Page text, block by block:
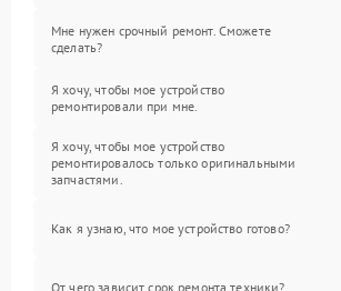
Мне нужен срочный ремонт. Сможете
сделать?
Я хочу, чтобы мое устройство
ремонтировали при мне.
Я хочу, чтобы мое устройство
ремонтировалось только оригинальными
запчастями.
Как я узнаю, что мое устройство готово?
От чего зависит срок ремонта техники?